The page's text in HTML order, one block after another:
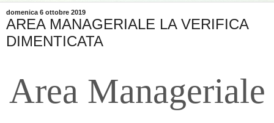
domenica 6 ottobre 2019
AREA MANAGERIALE LA VERIFICA
DIMENTICATA
Area Manageriale